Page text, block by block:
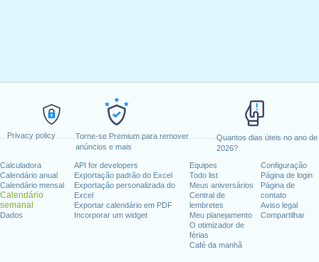
Privacy policy
Torne-se Premium para remover
anúncios e mais
Quantos dias úteis no ano de
2026?
Calculadora
Calendário anual
Calendário mensal
Calendário
semanal
Dados
API for developers
Exportação padrão do Excel
Exportação personalizada do
Excel
Exportar calendário em PDF
Incorporar um widget
Equipes
Todo list
Meus aniversários
Central de
lembretes
Meu planejamento
O otimizador de
férias
Café da manhã
Configuração
Página de login
Página de
contato
Aviso legal
Compartilhar